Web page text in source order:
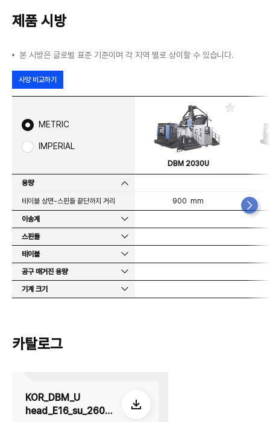
제품 시방
본 시방은 글로벌 표준 기준이며 각 지역 별로 상이할 수 있습니다.
사양 비교하기
METRIC
IMPERIAL
용량
테이블 상면-스핀들 끝단까지 거리
이송계
스핀들
테이블
공구 매거진 용량
기계 크기
DBM 2030U
900 mm
카탈로그
KOR_DBM_U
head_E16_su_2605